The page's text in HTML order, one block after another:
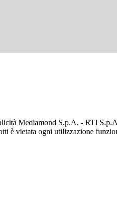
Mediamond S.p.A. - RTI
è vietata ogni utilizzazione